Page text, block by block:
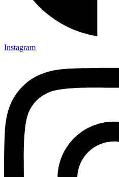
Instagram